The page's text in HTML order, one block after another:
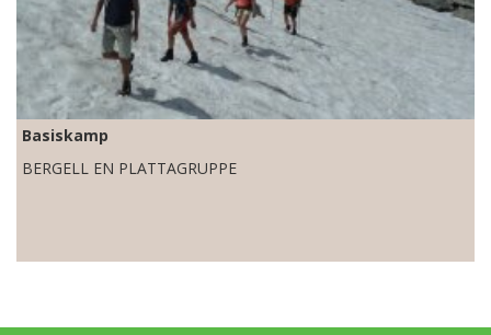
Basiskamp
BERGELL EN PLATTAGRUPPE